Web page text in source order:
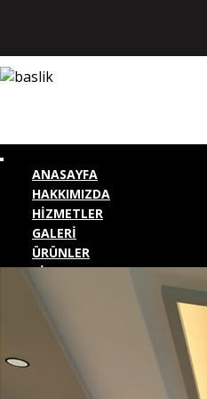
ANASAYFA
HAKKIMIZDA
HİZMETLER
GALERİ
ÜRÜNLER
BİZE ULAŞIN